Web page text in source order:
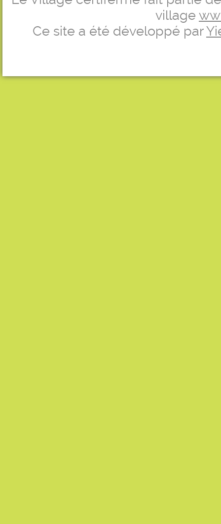
village
Ce site a été développé par